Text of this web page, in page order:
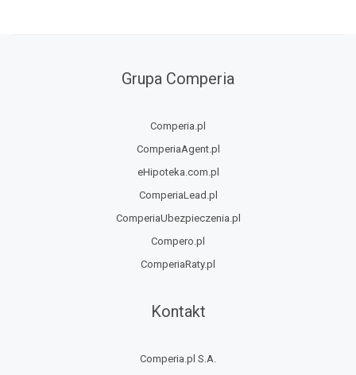
Grupa Comperia
Comperia.pl
ComperiaAgent.pl
eHipoteka.com.pl
ComperiaLead.pl
ComperiaUbezpieczenia.pl
Compero.pl
ComperiaRaty.pl
Kontakt
Comperia.pl S.A.